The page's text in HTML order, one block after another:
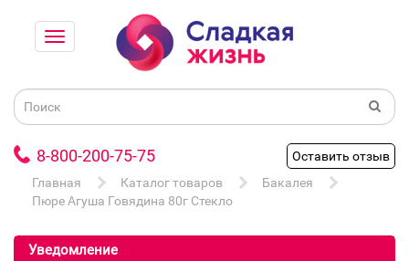
8-800-200-75-75
Оставить отзыв
Главная
Каталог товаров
Бакалея
Пюре Агуша Говядина 80г Стекло
Уведомление